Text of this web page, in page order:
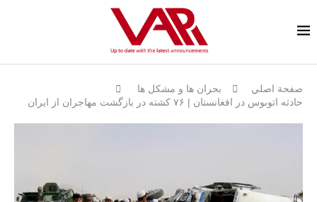
صفحة اصلي
بحران ها و مشكل ها
حادثه اتوبوس در افغانستان | ۷۶ کشته در بازگشت مهاجران از ایران